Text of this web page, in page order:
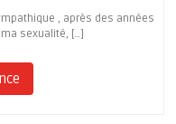
, après des années
sexualité, […]